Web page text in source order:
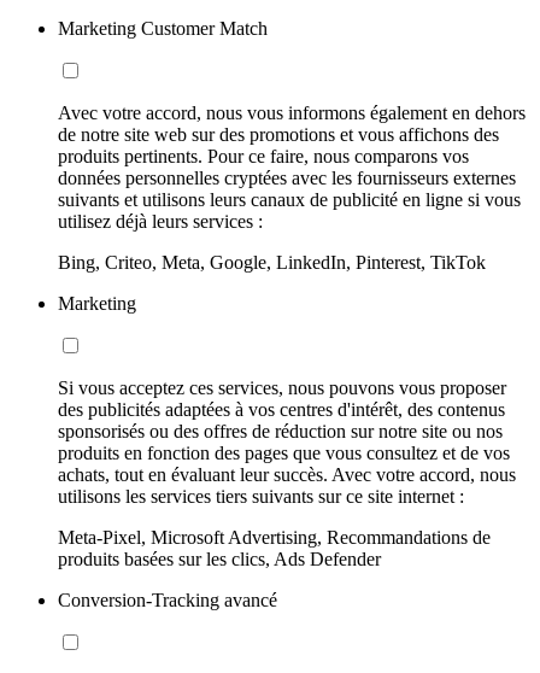
Marketing Customer Match
Avec votre accord, nous vous informons également en dehors
de notre site web sur des promotions et vous affichons des
produits pertinents. Pour ce faire, nous comparons vos
données personnelles cryptées avec les fournisseurs externes
suivants et utilisons leurs canaux de publicité en ligne si vous
utilisez déjà leurs services :
Bing, Criteo, Meta, Google, LinkedIn, Pinterest, TikTok
Marketing
Si vous acceptez ces services, nous pouvons vous proposer
des publicités adaptées à vos centres d'intérêt, des contenus
sponsorisés ou des offres de réduction sur notre site ou nos
produits en fonction des pages que vous consultez et de vos
achats, tout en évaluant leur succès. Avec votre accord, nous
utilisons les services tiers suivants sur ce site internet :
Meta-Pixel, Microsoft Advertising, Recommandations de
produits basées sur les clics, Ads Defender
Conversion-Tracking avancé